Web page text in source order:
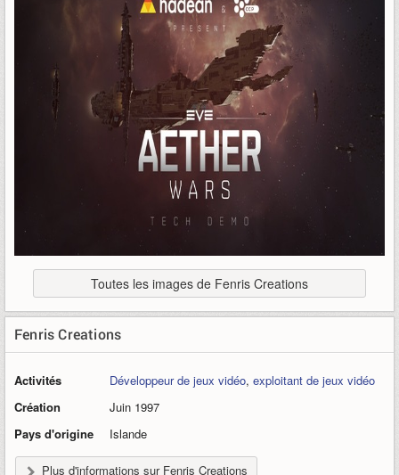
Toutes les images de Fenris Creations
Fenris Creations
Activités Développeur de jeux vidéo, exploitant de jeux vidéo
Création
Juin 1997
Pays d'origine
Islande
Plus d'informations sur Fenris Creations